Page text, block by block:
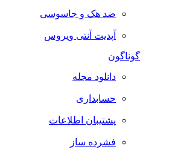
ضد هک و جاسوسی
آپدیت آنتی ویروس
گوناگون
دانلود مجله
حسابداری
پشتیبان اطلاعات
فشرده ساز